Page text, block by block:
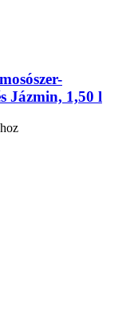
Jázmin, 1,50 l